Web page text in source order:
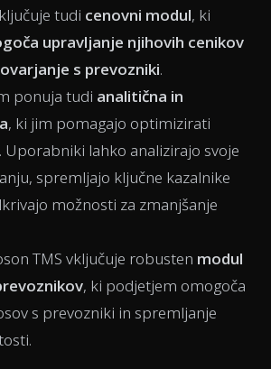
tudi cenovni modul, ki
upravljanje njihovih cenikov
s prevozniki.
ponuja tudi analitična in
, ki jim pomagajo optimizirati
Uporabniki lahko analizirajo svoje
spremljajo ključne kazalnike
možnosti za zmanjšanje
TMS vključuje robusten modul
, ki podjetjem omogoča
s prevozniki in spremljanje